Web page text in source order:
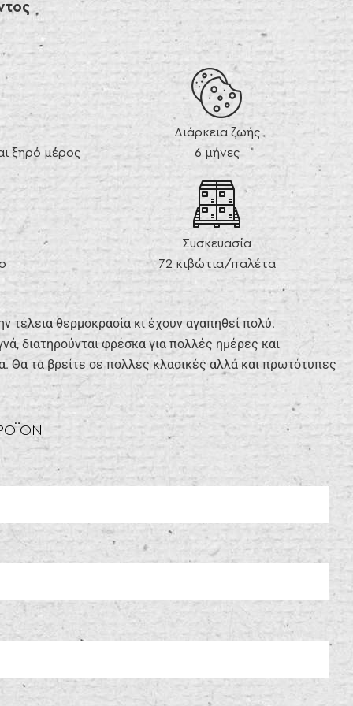
ξηρό μέρος
Διάρκεια ζωής
6 μήνες
Συσκευασία
72 κιβώτια/παλέτα
τέλεια θερμοκρασία κι έχουν αγαπηθεί πολύ.
διατηρούνται φρέσκα για πολλές ημέρες και
Θα τα βρείτε σε πολλές κλασικές αλλά και πρωτότυπες